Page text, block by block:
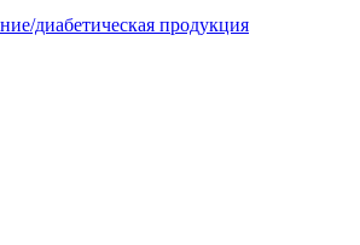
диабетическая продукция